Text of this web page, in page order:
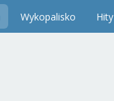
Wykopalisko Hity